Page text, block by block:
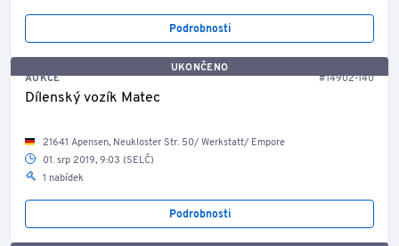
Podrobnosti
UKONČENO
AUKCE
#14902-140
Dílenský vozík Matec
21641 Apensen, Neukloster Str. 50/ Werkstatt/ Empore
01. srp 2019, 9:03 (SELČ)
1 nabídek
Podrobnosti